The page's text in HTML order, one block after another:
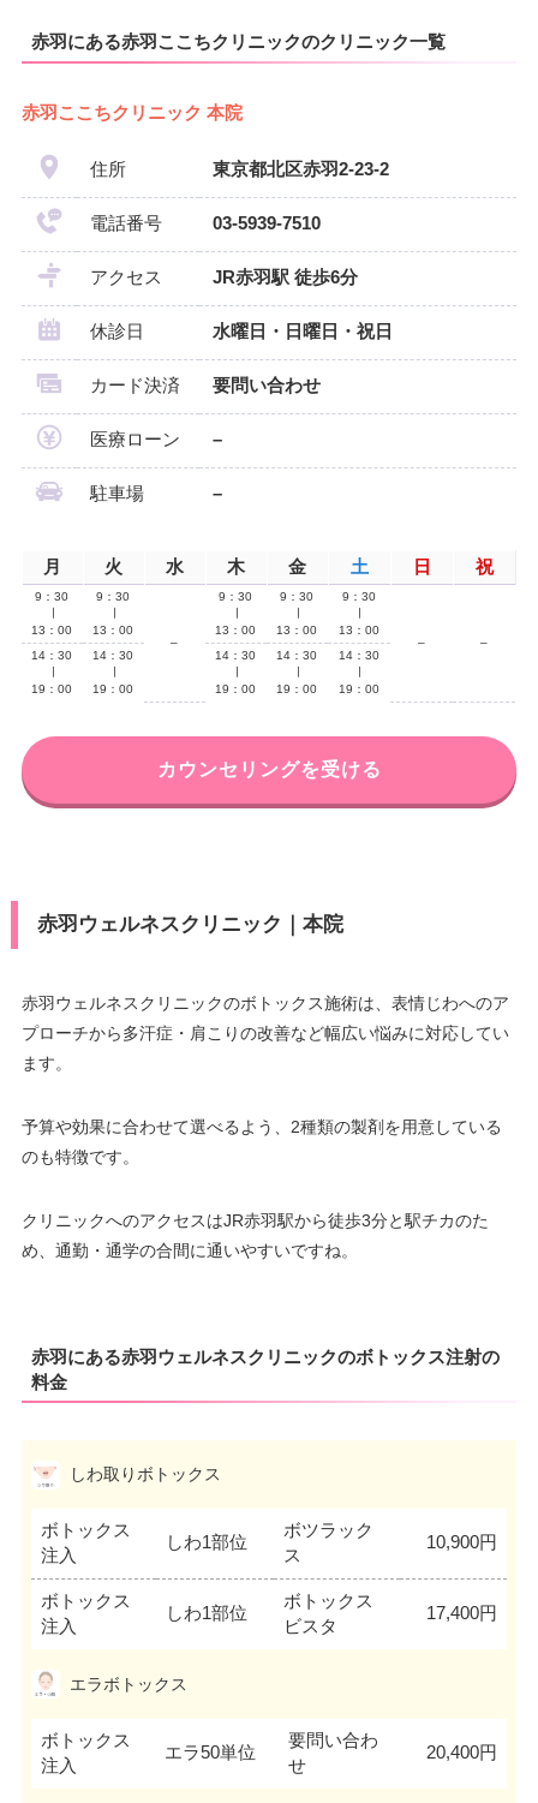
赤羽にある赤羽ここちクリニックのクリニック一覧
赤羽ここちクリニック 本院
住所 東京都北区赤羽2-23-2
電話番号 03-5939-7510
アクセス JR赤羽駅 徒歩6分
休診日 水曜日・日曜日・祝日
カード決済 要問い合わせ
医療ローン –
駐車場 –
月 火 水 木 金 土 日 祝
9：30
13：00
9：30
13：00
–
9：30
13：00
9：30
13：00
9：30
13：00
–
–
14：30
19：00
14：30
19：00
14：30
19：00
14：30
19：00
14：30
19：00
カウンセリングを受ける
赤羽ウェルネスクリニック｜本院
赤羽ウェルネスクリニックのボトックス施術は、表情じわへのア
プローチから多汗症・肩こりの改善など幅広い悩みに対応してい
ます。
予算や効果に合わせて選べるよう、2種類の製剤を用意している
のも特徴です。
クリニックへのアクセスはJR赤羽駅から徒歩3分と駅チカのた
め、通勤・通学の合間に通いやすいですね。
赤羽にある赤羽ウェルネスクリニックのボトックス注射の
料金
しわ取りボトックス
ボトックス
注入
しわ1部位
ボツラック
ス
10,900円
ボトックス
注入
しわ1部位
ボトックス
ビスタ
17,400円
エラボトックス
ボトックス
注入
エラ50単位
要問い合わ
せ
20,400円